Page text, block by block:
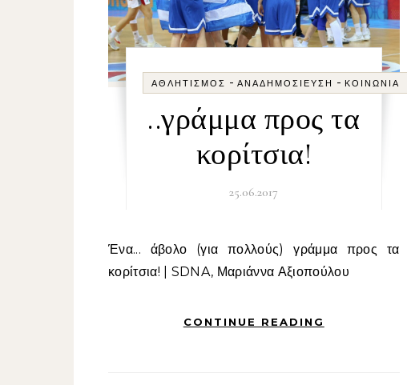
ΑΘΛΗΤΙΣΜΌΣ - ΑΝΑΔΗΜΟΣΊΕΥΣΗ - ΚΟΙΝΩΝΊΑ
..γράμμα προς τα
κορίτσια!
25.06.2017
Ένα... άβολο (για πολλούς) γράμμα προς τα
κορίτσια! | SDNA, Μαριάννα Αξιοπούλου
CONTINUE READING